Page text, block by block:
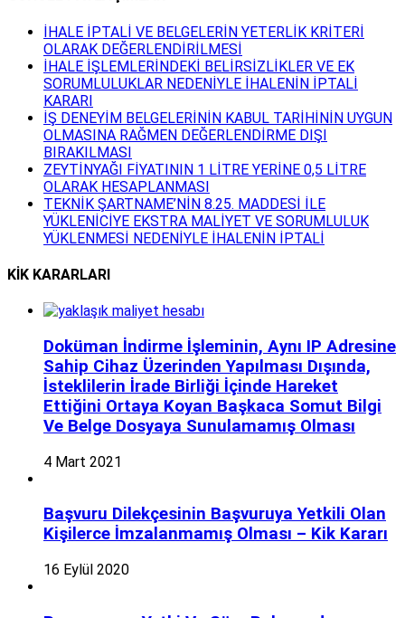
İHALE İPTALİ VE BELGELERİN YETERLİK KRİTERİ
OLARAK DEĞERLENDİRİLMESİ
İHALE İŞLEMLERİNDEKİ BELİRSİZLİKLER VE EK
SORUMLULUKLAR NEDENİYLE İHALENİN İPTALİ
KARARI
İŞ DENEYİM BELGELERİNİN KABUL TARİHİNİN UYGUN
OLMASINA RAĞMEN DEĞERLENDİRME DIŞI
BIRAKILMASI
ZEYTİNYAĞI FİYATININ 1 LİTRE YERİNE 0,5 LİTRE
OLARAK HESAPLANMASI
TEKNİK ŞARTNAME’NİN 8.25. MADDESİ İLE
YÜKLENİCİYE EKSTRA MALİYET VE SORUMLULUK
YÜKLENMESİ NEDENİYLE İHALENİN İPTALİ
KİK KARARLARI
Doküman İndirme İşleminin, Aynı IP Adresine
Sahip Cihaz Üzerinden Yapılması Dışında,
İsteklilerin İrade Birliği İçinde Hareket
Ettiğini Ortaya Koyan Başkaca Somut Bilgi
Ve Belge Dosyaya Sunulamamış Olması
4 Mart 2021
Başvuru Dilekçesinin Başvuruya Yetkili Olan
Kişilerce İmzalanmamış Olması – Kik Kararı
16 Eylül 2020